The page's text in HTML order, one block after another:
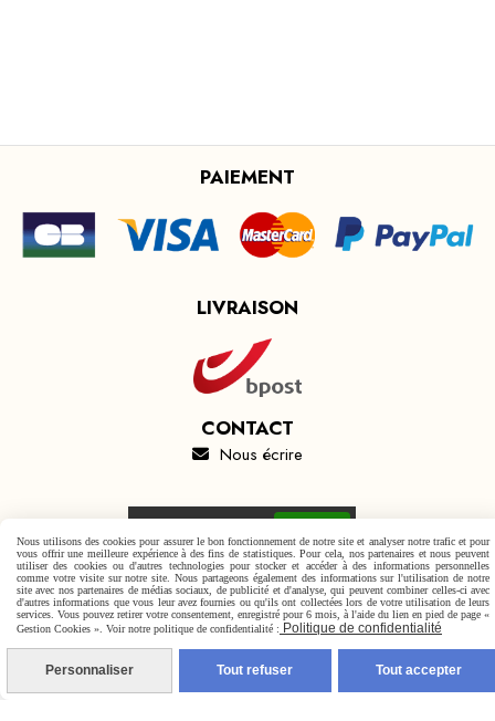
PAIEMENT
LIVRAISON
CONTACT
 Nous écrire
Mentions Légales
Conditions générales de vente
Politique de confidentialité
Gestion cookies Mon Compte
Nous utilisons des cookies pour assurer le bon fonctionnement de notre site et analyser notre trafic et pour
vous offrir une meilleure expérience à des fins de statistiques. Pour cela, nos partenaires et nous peuvent
utiliser des cookies ou d'autres technologies pour stocker et accéder à des informations personnelles
comme votre visite sur notre site. Nous partageons également des informations sur l'utilisation de notre
site avec nos partenaires de médias sociaux, de publicité et d'analyse, qui peuvent combiner celles-ci avec
d'autres informations que vous leur avez fournies ou qu'ils ont collectées lors de votre utilisation de leurs
services. Vous pouvez retirer votre consentement, enregistré pour 6 mois, à l'aide du lien en pied de page «
Gestion Cookies ». Voir notre politique de confidentialité : Politique de confidentialité
Personnaliser Tout refuser Tout accepter